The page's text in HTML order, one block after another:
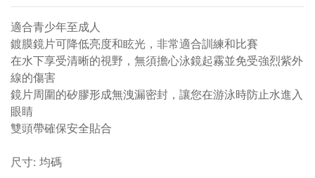
適合青少年至成人
鍍膜鏡片可降低亮度和眩光，非常適合訓練和比賽
在水下享受清晰的視野，無須擔心泳鏡起霧並免受強烈紫外
線的傷害
鏡片周圍的矽膠形成無洩漏密封，讓您在游泳時防止水進入
眼睛
雙頭帶確保安全貼合
尺寸: 均碼